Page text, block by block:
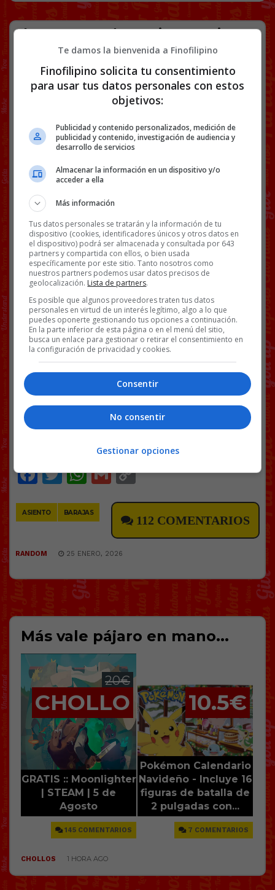
El aeropuerto de Barajas no quiere
que te sientes.
El aeropuerto de Barajas adolece de
una preocupante falta de asientos en
debe soportar largas horas de espera,
y hasta ahora resultaba difícil
encontrar dónde sentarse.
Sin embargo, esto ya ha sido llevado al
corresponde a vuelos internacionales.
esperar a familiares que llegan. Las
esperas con mucha frecuencia superan
una hora. Y, sin embargo, la dirección
de AENA, no contenta con la
manifiesta escasez de asientos, los ha
sustituido ahora por unos “apoyaderos”
donde es imposible sentarse.
No sé a qué mente preclara se le ha
ocurrido esta insensatez, pero atenta
contra ofrecer un mínimo de
comodidad a las personas que
esperan, muchos de ellos gente mayor.
Es de esperar que rectifiquen.
@patata49
Facebook
Twitter
WhatsApp
Gmail
Copy
ASIENTO BARAJAS
112 COMENTARIOS
RANDOM 25 ENERO, 2026
Te damos la bienvenida a Finofilipino
Finofilipino solicita tu consentimiento
para usar tus datos personales con estos
objetivos:
Publicidad y contenido personalizados, medición de
publicidad y contenido, investigación de audiencia y
desarrollo de servicios
Almacenar la información en un dispositivo y/o
acceder a ella
Más información
Tus datos personales se tratarán y la información de tu
dispositivo (cookies, identificadores únicos y otros datos en
el dispositivo) podrá ser almacenada y consultada por 643
partners y compartida con ellos, o bien usada
específicamente por este sitio. Tanto nosotros como
nuestros partners podemos usar datos precisos de
geolocalización. Lista de partners.
Es posible que algunos proveedores traten tus datos
personales en virtud de un interés legítimo, algo a lo que
puedes oponerte gestionando tus opciones a continuación.
En la parte inferior de esta página o en el menú del sitio,
busca un enlace para gestionar o retirar el consentimiento en
la configuración de privacidad y cookies.
Consentir
No consentir
Gestionar opciones